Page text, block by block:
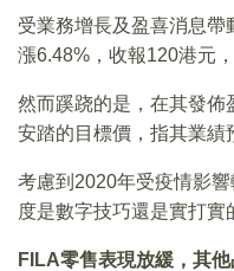
受業務增長及盈喜消息帶
漲6.48%，收報120港元
然而蹊跷的是，在其發佈
安踏的目標價，指其業績
考慮到2020年受疫情影
度是數字技巧還是實打實
FILA零售表現放緩，其